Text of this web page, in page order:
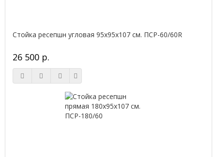
Стойка ресепшн угловая 95х95х107 см. ПСР-60/60R
26 500 р.